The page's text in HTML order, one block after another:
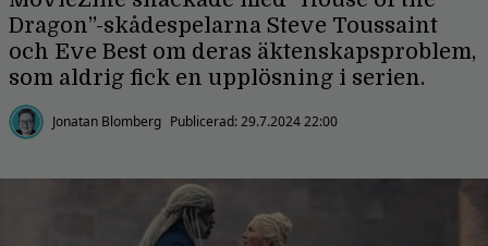
Dragon”-skådespelarna Steve Toussaint
och Eve Best om deras äktenskapsproblem,
som aldrig fick en upplösning i serien.
Jonatan Blomberg Publicerad:29.7.2024 22:00